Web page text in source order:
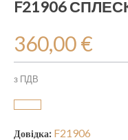
F21906
360,00 €
з ПДВ
Довідка: F21906